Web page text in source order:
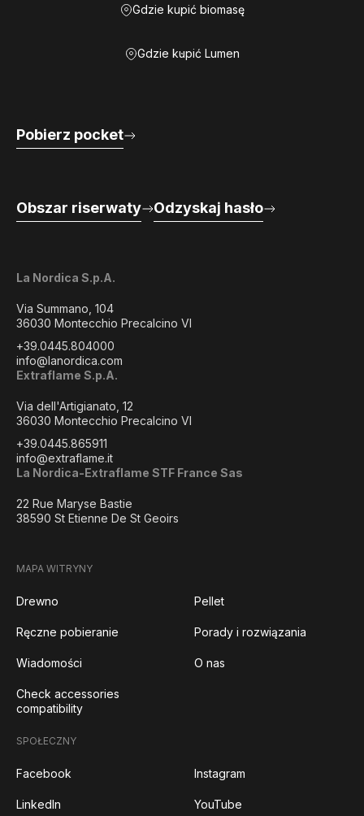
Gdzie kupić biomasę
Gdzie kupić Lumen
La Nordica S.p.A.
Via Summano, 104
36030 Montecchio Precalcino VI
+39.0445.804000
info@lanordica.com
Extraflame S.p.A.
Via dell'Artigianato, 12
36030 Montecchio Precalcino VI
+39.0445.865911
info@extraflame.it
La Nordica-Extraflame STF France Sas
22 Rue Maryse Bastie
38590 St Etienne De St Geoirs
Pobierz pocket
Obszar riserwaty Odzyskaj hasło
MAPA WITRYNY
Drewno Pellet
Ręczne pobieranie Porady i rozwiązania
Wiadomości O nas
Check accessories
compatibility
SPOŁECZNY
Facebook Instagram
LinkedIn YouTube